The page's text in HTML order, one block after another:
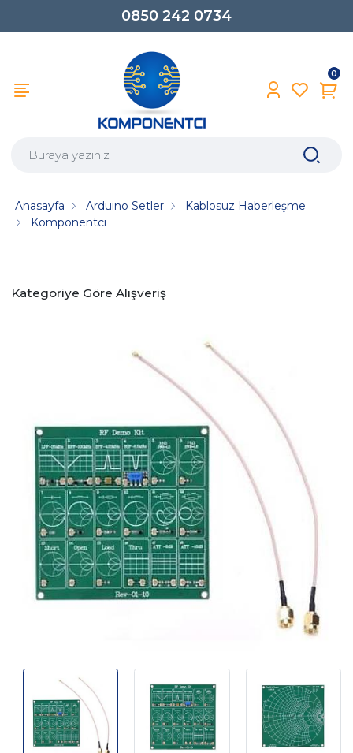
0850 242 0734
0
Anasayfa Arduino Setler
Kablosuz Haberleşme
Komponentci
Kategoriye Göre Alışveriş